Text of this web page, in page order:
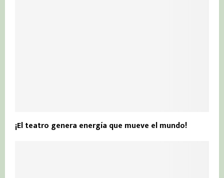
¡El teatro genera energía que mueve el mundo!